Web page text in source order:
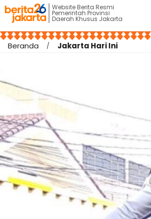
Website Berita Resmi
Pemerintah Provinsi
Daerah Khusus Jakarta
Beranda Jakarta Hari Ini